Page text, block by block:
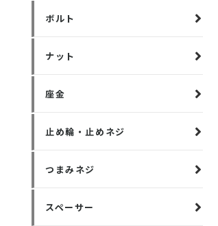
ボルト
ナット
座金
止め輪・止めネジ
つまみネジ
スペーサー